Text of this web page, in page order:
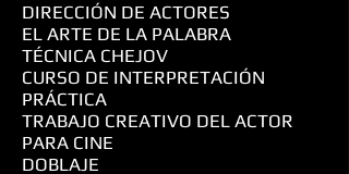
DIRECCIÓN DE ACTORES
EL ARTE DE LA PALABRA
TÉCNICA CHEJOV
CURSO DE INTERPRETACIÓN
PRÁCTICA
TRABAJO CREATIVO DEL ACTOR
PARA CINE
DOBLAJE